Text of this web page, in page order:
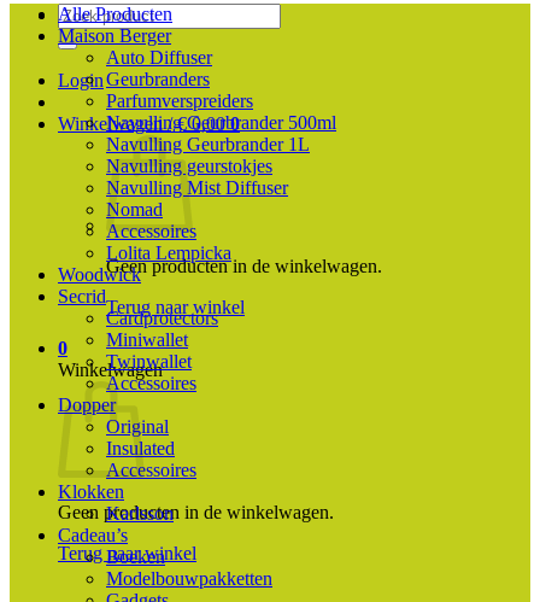
Zoeken
naar:
Login
Winkelwagen /€0,00 0
Geen producten in de winkelwagen.
Terug naar winkel
0
Winkelwagen
Geen producten in de winkelwagen.
Terug naar winkel
Alle Producten
Maison Berger
Auto Diffuser
Geurbranders
Parfumverspreiders
Navulling Geurbrander 500ml
Navulling Geurbrander 1L
Navulling geurstokjes
Navulling Mist Diffuser
Nomad
Accessoires
Lolita Lempicka
Woodwick
Secrid
Cardprotectors
Miniwallet
Twinwallet
Accessoires
Dopper
Original
Insulated
Accessoires
Klokken
Karlsson
Cadeau’s
Boeken
Modelbouwpakketten